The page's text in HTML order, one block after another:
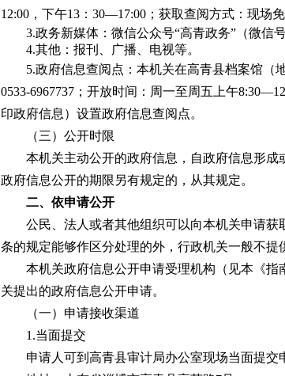
12:00，下午13：30—17:00；获取查阅方式：现场免
3.政务新媒体：微信公众号“高青政务”（微信号
4.其他：报刊、广播、电视等。
5.政府信息查阅点：本机关在高青县档案馆（
0533-6967737；开放时间：周一至周五上午
印政府信息）设置政府信息查阅点。
（三）公开时限
本机关主动公开的政府信息，自政府信息形
政府信息公开的期限另有规定的，从其规定。
二、依申请公开
公民、法人或者其他组织可以向本机关申请
条的规定能够作区分处理的外，行政机关一般不提
本机关政府信息公开申请受理机构（见本《
关提出的政府信息公开申请。
（一）申请接收渠道
1.当面提交
申请人可到高青县审计局办公室现场当面提交